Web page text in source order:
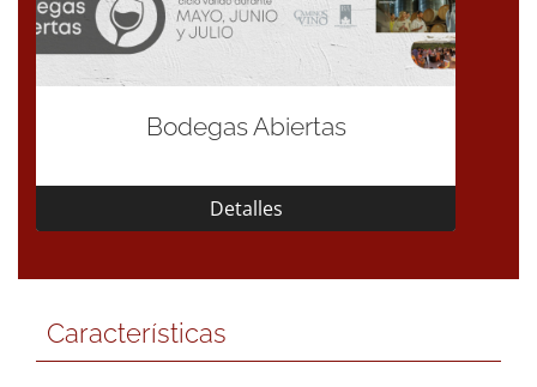
Bodegas Abiertas
Detalles
Características